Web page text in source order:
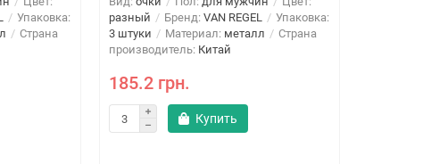
Упаковка:
Страна
разный
Бренд: VAN REGEL
Упаковка:
3 штуки
Материал: металл
Страна
производитель: Китай
185.2 грн.
Купить